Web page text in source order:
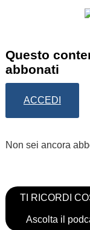
Questo
abbonati
ACCEDI
Non sei ancora
TI RICORDI
Ascolta il